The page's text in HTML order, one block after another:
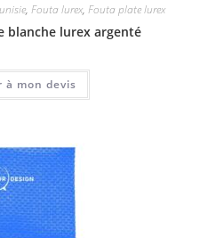
, Fouta lurex, Fouta plate lurex
blanche lurex argenté
à mon devis